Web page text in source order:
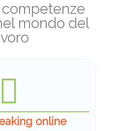
mondo del
online